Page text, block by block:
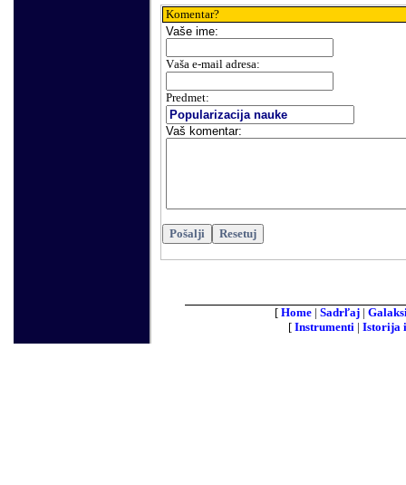
Komentar?
Vaše ime:
Vaša e-mail adresa:
Predmet:
Vaš komentar:
[ Home | Sadrľaj |
[ Instrumenti| Istorija